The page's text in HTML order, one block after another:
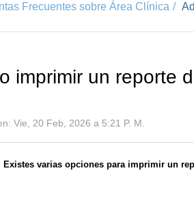
Frecuentes sobre Área Clínica
imprimir un reporte
Vie, 20 Feb, 2026 a 5:21 P. M.
Existes varias opciones para imprimir un